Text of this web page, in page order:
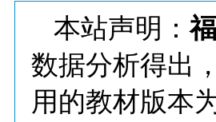
本站声明：
数据分析得出
用的教材版本